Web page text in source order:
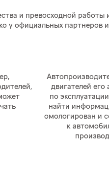
и превосходной
у официальных партнеров
двигателей
по
найти
омологирован и
к